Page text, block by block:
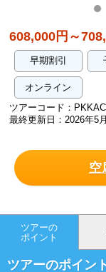
608,000円～
早期割引
オンライン
ツアーコード：
最終更新日：2026年5
空
ツアーの
ポイント
ツアーのポイン